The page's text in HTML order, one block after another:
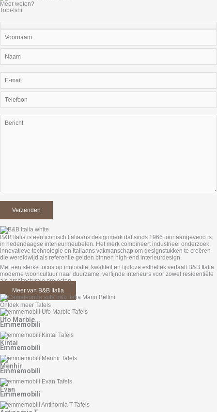
Meer weten?
Tobi-Ishi
B&B Italia is een iconisch Italiaans designmerk dat sinds 1966 toonaangevend is
in hedendaagse interieurmeubelen. Het merk combineert industrieel onderzoek,
innovatieve technologie en Italiaans vakmanschap om designstukken te creëren
die wereldwijd als referentie gelden binnen high-end interieurdesign.
Met een sterke focus op innovatie, kwaliteit en tijdloze esthetiek vertaalt B&B Italia
moderne wooncultuur naar duurzame, verfijnde interieurs voor zowel residentiële
als architecturale projecten.
Meer van B&B Italia
Ontdek meer Tafels
Ufo Marble
Emmemobili
Kintai
Emmemobili
Menhir
Emmemobili
Evan
Emmemobili